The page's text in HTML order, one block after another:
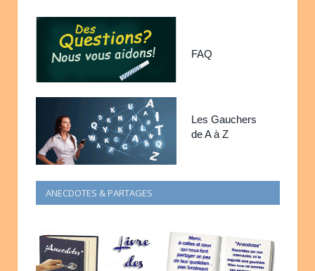
FAQ
Les Gauchers
de A à Z
ANECDOTES & PARTAGES